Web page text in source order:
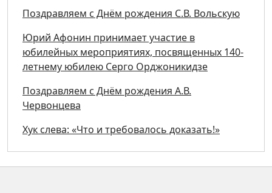
Поздравляем с Днём рождения С.В. Вольскую
Юрий Афонин принимает участие в
юбилейных мероприятиях, посвященных 140-
летнему юбилею Серго Орджоникидзе
Поздравляем с Днём рождения А.В.
Червонцева
Хук слева: «Что и требовалось доказать!»